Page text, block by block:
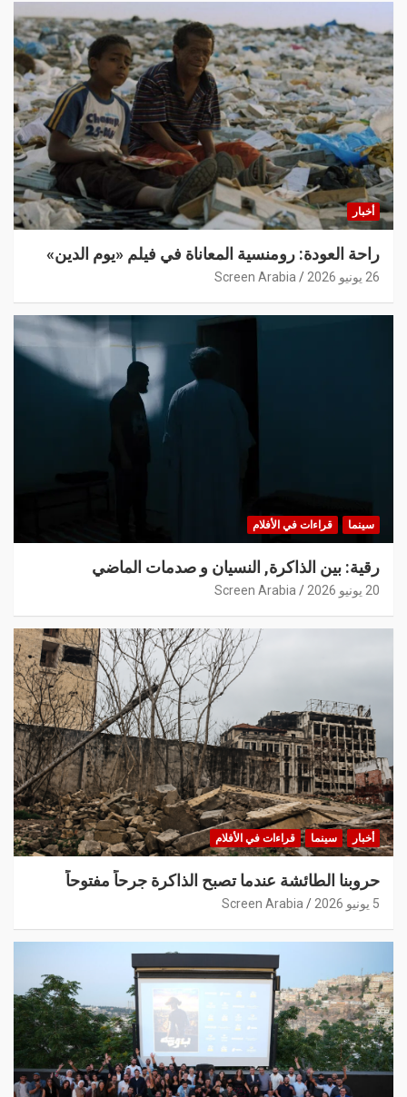
أخبار
راحة العودة: رومنسية المعاناة في فيلم «يوم الدين»
26 يونيو 2026 Screen Arabia
سينما قراءات في الأفلام
رقية: بين الذاكرة, النسيان و صدمات الماضي
20 يونيو 2026 Screen Arabia
أخبار سينما قراءات في الأفلام
حروبنا الطائشة عندما تصبح الذاكرة جرحاً مفتوحاً
5 يونيو 2026 Screen Arabia